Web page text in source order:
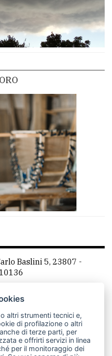
Baslini 5, 23807 -
LeccoOnline
RSS
altri strumenti tecnici e,
di profilazione o altri
di terze parti, per
e offrirti servizi in linea
per il monitoraggio dei